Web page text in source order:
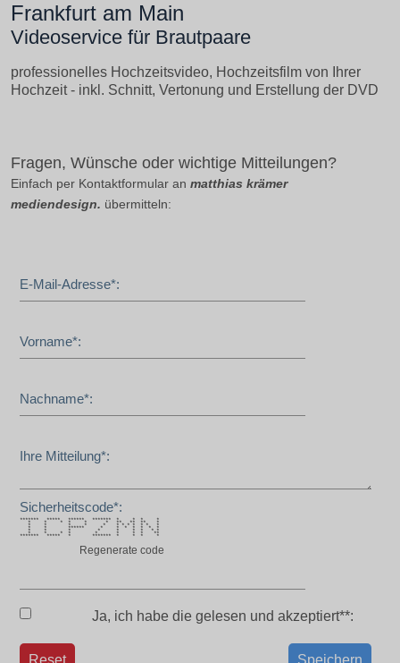
Frankfurt am Main
Videoservice für Brautpaare
professionelles Hochzeitsvideo, Hochzeitsfilm von Ihrer
Hochzeit - inkl. Schnitt, Vertonung und Erstellung der DVD
Fragen, Wünsche oder wichtige Mitteilungen?
Einfach per Kontaktformular an matthias krämer
mediendesign. übermitteln:
E-Mail-Adresse*:
Vorname*:
Nachname*:
Ihre Mitteilung*:
Sicherheitscode*:
******* ***** ****** ******* * * * *
* * * * * * ** ** ** *
* * * * * * * * * * * *
* * ****** * * * * * * *
* * * * * * * * *
* * * * * * * * **
******* ***** * ******* * * * *
Regenerate code
Ja, ich habe die gelesen und akzeptiert**:
Speichern
Reset